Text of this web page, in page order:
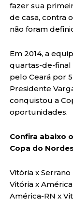
fazer sua
de casa, contra
não foram
Em 2014, a
quartas-de-final
pelo Ceará por
Presidente
conquistou a
oportunidades.
Confira abaixo
Copa do
Vitória x Serrano
Vitória x
América-RN x